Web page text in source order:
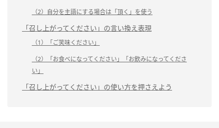
（2）自分を主語にする場合は「頂く」を使う
「召し上がってください」の言い換え表現
（1）「ご笑味ください」
（2）「お食べになってください」「お飲みになってくださ
い」
「召し上がってください」の使い方を押さえよう